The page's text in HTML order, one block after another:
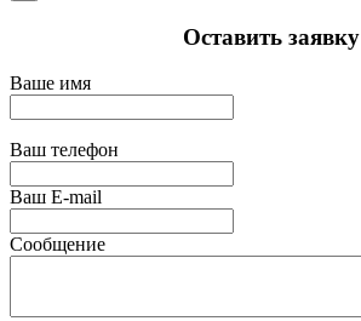
Оставить заявку
Ваше имя
Ваш телефон
Ваш E-mail
Сообщение